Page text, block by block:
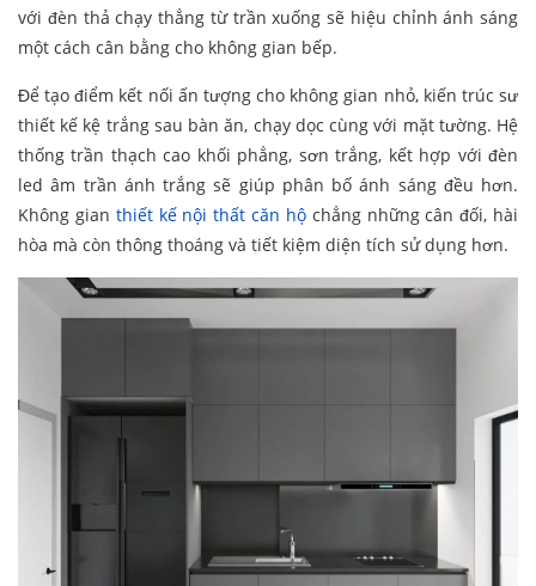
với đèn thả chạy thẳng từ trần xuống sẽ hiệu chỉnh ánh sáng
một cách cân bằng cho không gian bếp.
Để tạo điểm kết nối ấn tượng cho không gian nhỏ, kiến trúc sư
thiết kế kệ trắng sau bàn ăn, chạy dọc cùng với mặt tường. Hệ
thống trần thạch cao khối phẳng, sơn trắng, kết hợp với đèn
led âm trần ánh trắng sẽ giúp phân bố ánh sáng đều hơn.
Không gian thiết kế nội thất căn hộchẳng những cân đối, hài
hòa mà còn thông thoáng và tiết kiệm diện tích sử dụng hơn.